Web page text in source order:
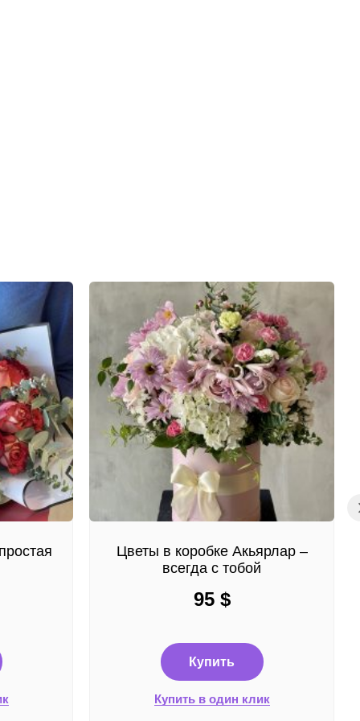
Цветы в коробке Акьярлар –
всегда с тобой
95 $
Купить
Купить в один клик